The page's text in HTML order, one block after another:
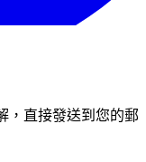
，直接發送到您的郵